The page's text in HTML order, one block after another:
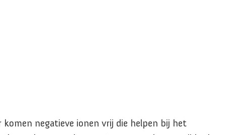
negatieve ionen vrij die helpen bij het